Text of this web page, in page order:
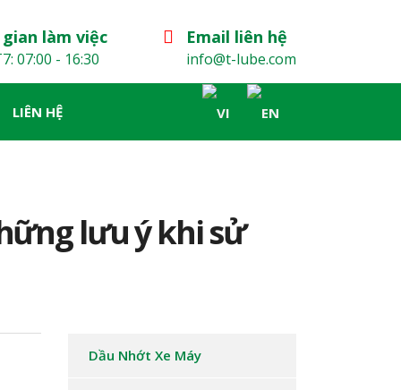
Email liên hệ
info@t-lube.com
làm việc
07:00 - 16:30
LIÊN HỆ
lưu ý khi sử
Dầu Nhớt Xe Máy